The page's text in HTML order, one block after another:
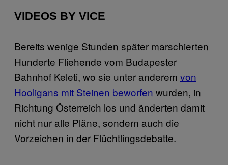
VIDEOS BY VICE
Bereits wenige Stunden später marschierten
Hunderte Fliehende vom Budapester
Bahnhof Keleti, wo sie unter anderem von
Hooligans mit Steinen beworfen wurden, in
Richtung Österreich los und änderten damit
nicht nur alle Pläne, sondern auch die
Vorzeichen in der Flüchtlingsdebatte.